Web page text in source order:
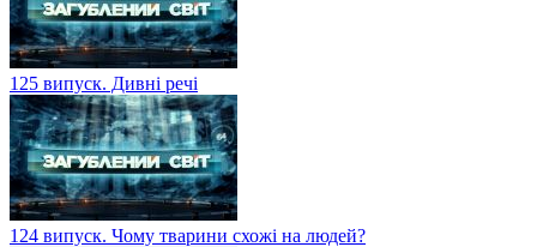
125 випуск. Дивні речі
124 випуск. Чому тварини схожі на людей?